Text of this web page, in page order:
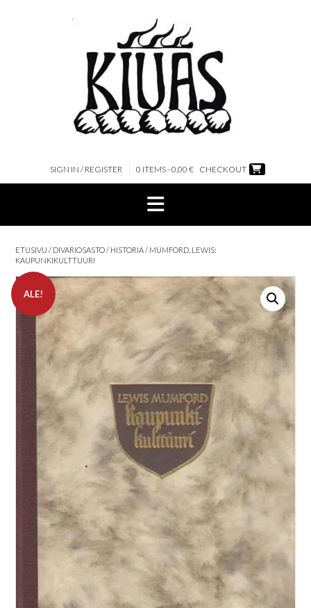
SIGN IN / REGISTER 0 ITEMS - 0,00 € CHECKOUT
ETUSIVU / DIVARIOSASTO/ HISTORIA/ MUMFORD, LEWIS:
KAUPUNKIKULTTUURI
ALE!